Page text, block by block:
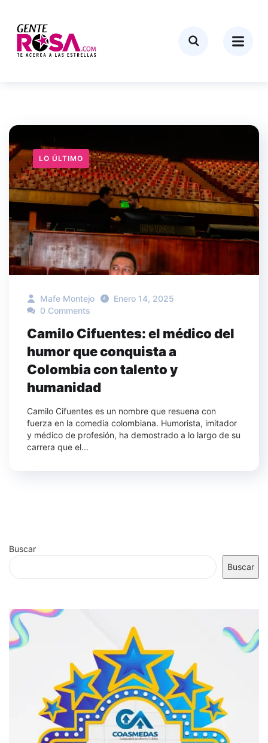
LO ÚLTIMO
Mafe Montejo
Enero 14, 2025
0 Comments
Camilo Cifuentes: el médico del
humor que conquista a
Colombia con talento y
humanidad
Camilo Cifuentes es un nombre que resuena con
fuerza en la comedia colombiana. Humorista, imitador
y médico de profesión, ha demostrado a lo largo de su
carrera que el...
Buscar
Buscar